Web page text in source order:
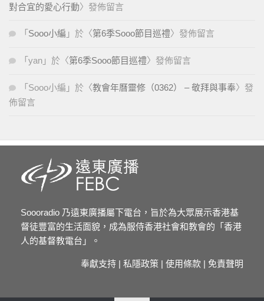
對合宜的愛心行動〉發佈留言
「 Sooo小編 」於〈第6季Sooo節目巡禮〉發佈留言
「 yan 」於〈第6季Sooo節目巡禮〉發佈留言
「 Sooo小編 」於〈教會年曆靈修（0362） – 敬拜與事奉〉發
佈留言
Soooradio 乃遠東廣播屬下電台，旨於為大眾展示香港基
督徒豐富的生活面貌，成為服侍香港社會和教會的「香港
人的基督教電台」。
奉獻支持 | 私隱政策 | 使用條款 | 免責聲明